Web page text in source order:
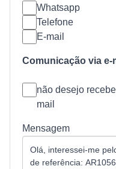
Whatsapp
Telefone
E-mail
Comunicação via e-
não desejo
mail
Mensagem